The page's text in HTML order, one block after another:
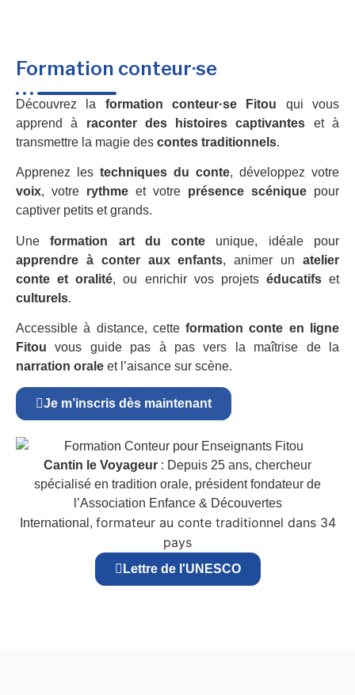
Formation conteur·se
Découvrez la formation conteur·se Fitou qui vous
apprend à raconter des histoires captivantes et à
transmettre la magie des contes traditionnels.
Apprenez les techniques du conte, développez votre
voix, votre rythme et votre présence scénique pour
captiver petits et grands.
Uneformation art du conte unique, idéale pour
apprendre à conter aux enfants, animer unatelier
conte et oralité, ou enrichir vos projets éducatifset
culturels.
Accessible à distance, cetteformation conte en ligne
Fitou vous guide pas à pas vers la maîtrise de la
narration orale et l’aisance sur scène.
Je m’inscris dès maintenant
Cantin le Voyageur : Depuis 25 ans, chercheur
spécialisé en tradition orale, président fondateur de
l’Association Enfance & Découvertes
International, formateur au conte traditionnel dans 34
pays
Lettre de l'UNESCO